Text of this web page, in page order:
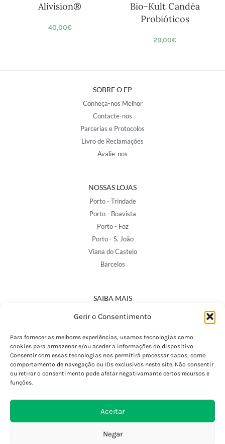
Gerir o Consentimento
Para fornecer as melhores experiências, usamos tecnologias como
cookies para armazenar e/ou aceder a informações do dispositivo.
Consentir com essas tecnologias nos permitirá processar dados, como
comportamento de navegação ou IDs exclusivos neste site. Não consentir
ou retirar o consentimento pode afetar negativamante certos recursos e
funções.
Aceitar
Negar
Alivision®
40,00€
Bio-Kult Candéa
Probióticos
29,00€
SOBRE O EP
Conheça-nos Melhor
Contacte-nos
Parcerias e Protocolos
Livro de Reclamações
Avalie-nos
NOSSAS LOJAS
Porto - Trindade
Porto - Boavista
Porto - Foz
Porto - S. João
Viana do Castelo
Barcelos
SAIBA MAIS
Política de Privacidade
Termos e Condições
Perguntas Frequentes
Custos de Envio
Encomendas Internacionais
Devoluções e Trocas